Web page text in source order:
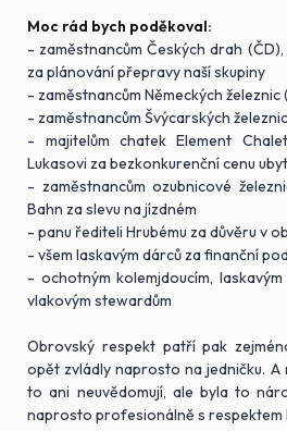
Moc rád bych poděkoval:
- zaměstnancům Českých drah
za plánování přepravy naší skupiny
- zaměstnancům Německých železnic
- zaměstnancům Švýcarských
- majitelům chatek Element
Lukasovi za bezkonkurenční cenu
- zaměstnancům ozubnicové
Bahn za slevu na jízdném
- panu řediteli Hrubému za důvěru v
- všem laskavým dárců za finanční
- ochotným kolemjdoucím,
vlakovým stewardům
Obrovský respekt patří pak
opět zvládly naprosto na jedničku. A
to ani neuvědomují, ale byla to
naprosto profesionálně s respektem